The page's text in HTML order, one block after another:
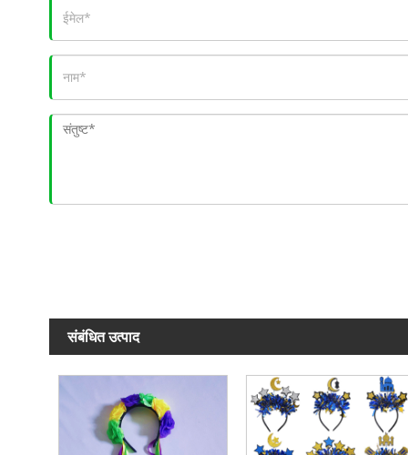
संबंधित उत्पाद